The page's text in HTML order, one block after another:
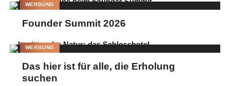
WERBUNG
Founder Summit 2026
WERBUNG
Das hier ist für alle, die Erholung
suchen